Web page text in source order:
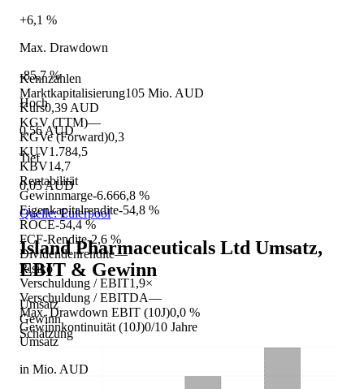
Kennzahlen
Marktkapitalisierung105 Mio. AUD
Kurs0,39 AUD
KGV (TTM)—
KGVe (Forward)0,3
KUV1.784,5
KBV14,7
Rentabilität
Gewinnmarge-6.666,8 %
Eigenkapitalrendite-54,8 %
ROCE-54,4 %
FCF-Rendite-2,6 %
Dividendenrendite—
Risiko
Verschuldung / EBIT1,9×
Verschuldung / EBITDA—
Max. Drawdown EBIT (10J)0,0 %
Gewinnkontinuität (10J)0/10 Jahre
Umsatz
in Mio. AUD
+6,1 %
Max. Drawdown
-85,7 %
Hoch
0,56 AUD
Tief
0,05 AUD
Quelle: Eulerpool
Island Pharmaceuticals Ltd Umsatz,
EBIT & Gewinn
Umsatz
Gewinn
Schätzung